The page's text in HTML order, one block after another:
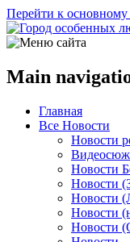
Перейти к
Main
Главная
Все Новости
Новости
Новости
Новости
Новости
Новости
Новости